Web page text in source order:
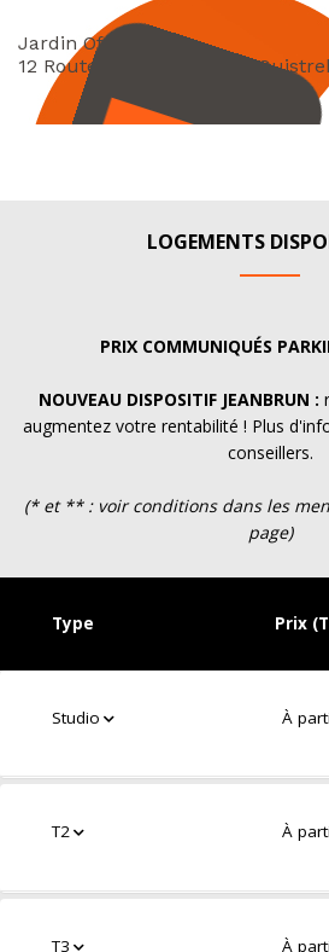
LOGEMENTS
PRIX COMMUNIQUÉS
NOUVEAU DISPOSITIF JEANBRUN :
augmentez votre rentabilité ! Plus
conseillers.
(* et ** : voir conditions dans les
page)
Type Prix
Studio À
T2 À
T3 À